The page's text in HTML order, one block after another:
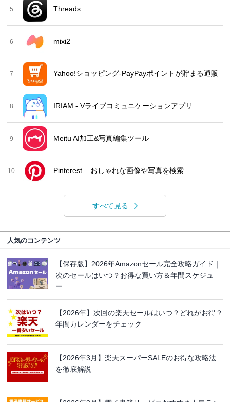
5 Threads
6 mixi2
7 Yahoo!ショッピング-PayPayポイントが貯まる通販
8 IRIAM - Vライブコミュニケーションアプリ
9 Meitu AI加工&写真編集ツール
10 Pinterest – おしゃれな画像や写真を検索
すべて見る
人気のコンテンツ
【保存版】2026年Amazonセール完全攻略ガイド｜
次のセールはいつ？お得な買い方＆年間スケジュ
ー...
【2026年】次回の楽天セールはいつ？どれがお得？
年間カレンダーをチェック
【2026年3月】楽天スーパーSALEのお得な攻略法
を徹底解説